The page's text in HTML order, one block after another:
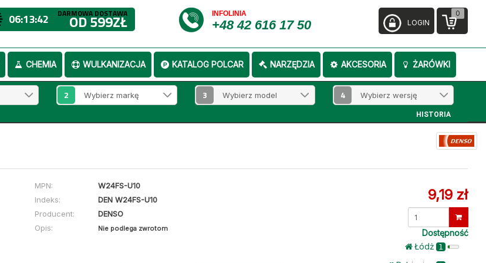
06:13:41 DARMOWA DOSTAWA
OD 599ZŁ INFOLINIA
+48 42 616 17 50
CHEMIA WULKANIZACJA KATALOG POLCAR NARZĘDZIA AKCESORIA ŻARÓWKI
0
LOGIN
2 3 4
HISTORIA
MPN:
W24FS-U10
Indeks:
DEN W24FS-U10
Producent:
DENSO
Opis:
Nie podlega zwrotom
9,19 zł
Dostępność
Łódż 1